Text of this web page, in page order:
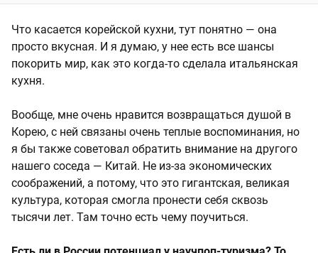
Что касается корейской кухни, тут понятно — она
просто вкусная. И я думаю, у нее есть все шансы
покорить мир, как это когда-то сделала итальянская
кухня.
Вообще, мне очень нравится возвращаться душой в
Корею, с ней связаны очень теплые воспоминания, но
я бы также советовал обратить внимание на другого
нашего соседа — Китай. Не из-за экономических
соображений, а потому, что это гигантская, великая
культура, которая смогла пронести себя сквозь
тысячи лет. Там точно есть чему поучиться.